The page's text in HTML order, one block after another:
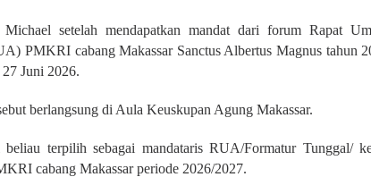
M
K
R
I
a
b
n
g
Michael setelah mendapatkan mandat dari forum Rapat
PMKRI cabang Makassar Sanctus Albertus Magnus tahun
Juni 2026.
berlangsung di Aula Keuskupan Agung Makassar.
terpilih sebagai mandataris RUA/Formatur Tunggal/
cabang Makassar periode 2026/2027.
SDN 002
Gemilang
Wakili
Di JAMBI,